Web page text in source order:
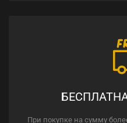
При покупке на сумму